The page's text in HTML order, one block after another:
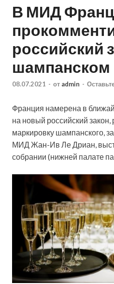
В МИД
российский
шампанском
08.07.2021 - от admin -
Франция намерена в
на новый российский
маркировку шампанского,
МИД Жан-Ив Ле Дриан,
собрании (нижней палате